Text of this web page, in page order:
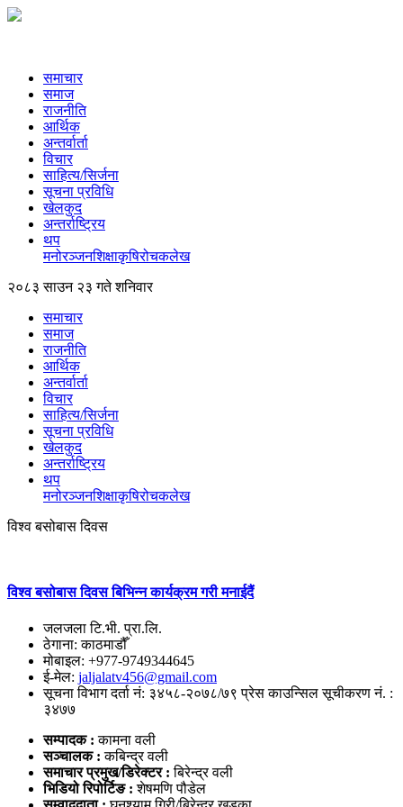
समाचार
समाज
राजनीति
आर्थिक
अन्तर्वार्ता
विचार
साहित्य/सिर्जना
सूचना प्रविधि
खेलकुद
अन्तर्राष्ट्रिय
थप
मनोरञ्‍जनशिक्षाकृषिरोचकलेख
२०८३ साउन २३ गते शनिवार
समाचार
समाज
राजनीति
आर्थिक
अन्तर्वार्ता
विचार
साहित्य/सिर्जना
सूचना प्रविधि
खेलकुद
अन्तर्राष्ट्रिय
थप
मनोरञ्‍जनशिक्षाकृषिरोचकलेख
विश्व बसोबास दिवस
विश्व बसोबास दिवस बिभिन्न कार्यक्रम गरी मनाईदैं
जलजला टि.भी. प्रा.लि.
ठेगाना: काठमाडौँ
मोबाइल: +977-9749344645
ई-मेल: jaljalatv456@gmail.com
सूचना विभाग दर्ता नं: ३४५८-२०७८/७९ प्रेस काउन्सिल सूचीकरण नं. :
३४७७
सम्पादक :कामना वली
सञ्‍चालक : कबिन्द्र वली
समाचार प्रमुख/डिरेक्टर :बिरेन्द्र वली
भिडियो रिपोर्टिङ : शेषमणि पौडेल